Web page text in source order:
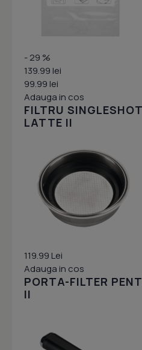
- 29 %
139.99 lei
99.99 lei
Adauga in cos
FILTRU
LATTE II
119.99 Lei
Adauga in cos
PORTA-FILTER
II